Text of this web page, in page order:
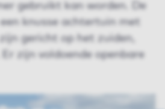
gebruikt kan worden. De
knusse achtertuin met
gericht op het zuiden,
zijn voldoende openbare